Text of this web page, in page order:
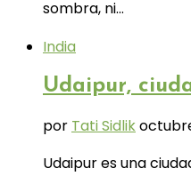
sombra, ni…
India
Udaipur,
por Tati Sidlik
Udaipur es una